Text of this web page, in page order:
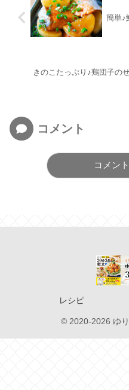
簡単♪
きのこたっぷり♪鶏団子の
コメント
コメン
レシピ
© 2020-2026 ゆ